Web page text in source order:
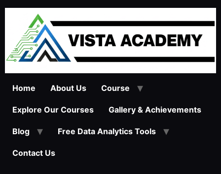
Skip
content
Home About Us Course
Explore Our Courses Gallery & Achievements
Blog Free Data Analytics Tools
Contact Us